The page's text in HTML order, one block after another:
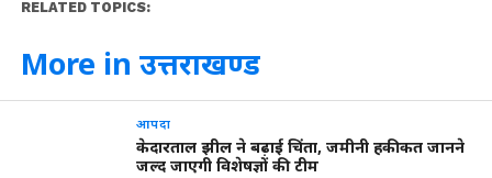
RELATED TOPICS:
More in उत्तराखण्ड
आपदा
केदारताल झील ने बढ़ाई चिंता, जमीनी हकीकत जानने
जल्द जाएगी विशेषज्ञों की टीम